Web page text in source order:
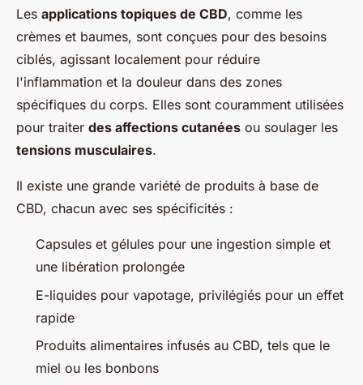
Les applications topiques de CBD, comme les
crèmes et baumes, sont conçues pour des besoins
ciblés, agissant localement pour réduire
l'inflammation et la douleur dans des zones
spécifiques du corps. Elles sont couramment utilisées
pour traiter des affections cutanées ou soulager les
tensions musculaires.
Il existe une grande variété de produits à base de
CBD, chacun avec ses spécificités :
Capsules et gélules pour une ingestion simple et
une libération prolongée
E-liquides pour vapotage, privilégiés pour un effet
rapide
Produits alimentaires infusés au CBD, tels que le
miel ou les bonbons